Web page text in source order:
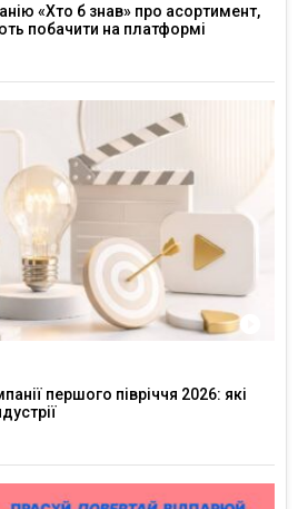
«Хто б знав» про асортимент,
побачити на платформі
першого півріччя 2026: які